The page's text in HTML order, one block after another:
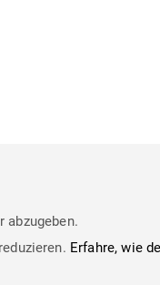
abzugeben.
Erfahre, wie